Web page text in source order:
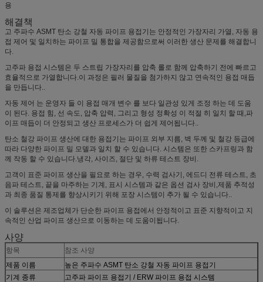
용
해결책
고 주파수 ASMT 탄소 강철 자동 파이프 용접기는 안정적인 가장자리 가열, 자동 용
접 제어 및 일치하는 파이프 밀 통합을 제공함으로써 이러한 생산 문제를 해결합니
다.
고주파 용접 시스템은 두 스트립 가장자리를 압축 롤로 함께 압축하기 전에 빠르고
효율적으로 가열합니다.이 과정은 필러 물질을 첨가하지 않고 연속적인 용접 매듭
을 만듭니다..
자동 제어 는 운영자 들 이 용접 매개 변수 를 보다 일관성 있게 조정 하는 데 도움
이 된다. 용접 힘, 선 속도, 압축 압력, 그리고 형성 정확성 이 적절 히 일치 할 때,파
이프 매듭이 더 안정되고 생산 프로세스가 더 쉽게 제어됩니다..
탄소 철강 파이프 생산에 대한 용접기는 파이프 외부 지름, 벽 두께 및 철강 등급에
따라 다양한 파이프 밀 모델과 일치 할 수 있습니다. 시스템은 또한 스카프링과 함
께 작동 할 수 있습니다.냉각, 사이즈, 절단 및 하류 테스트 장비.
고객이 표준 파이프 생산을 필요로 하는 경우, 수력 검사기, 에드디 전류 테스트, 초
음파 테스트, 끝을 마주하는 기계, 표시 시스템과 같은 옵션 검사 장비,제품 추적성
과 최종 품질 통제를 향상시키기 위해 포장 시스템이 추가 될 수 있습니다..
이 솔루션은 제조업체가 단순한 파이프 용접에서 안정적이고 표준 지향적이고 지
속적인 산업 파이프 생산으로 이동하는 데 도움이됩니다.
사양
항목
참조 사양
제품 이름
높은 주파수 ASMT 탄소 강철 자동 파이프 용접기
기계 종류
고주파 파이프 용접기 / ERW 파이프 용접 시스템